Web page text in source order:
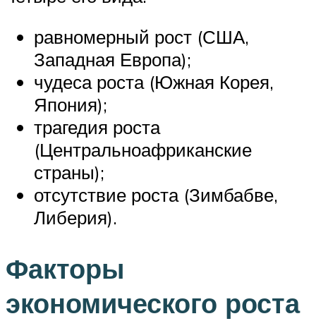
равномерный рост (США,
Западная Европа);
чудеса роста (Южная Корея,
Япония);
трагедия роста
(Центральноафриканские
страны);
отсутствие роста (Зимбабве,
Либерия).
Факторы
экономического роста